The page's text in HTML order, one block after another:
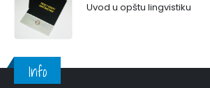
Uvod u opštu lingvistiku
Info